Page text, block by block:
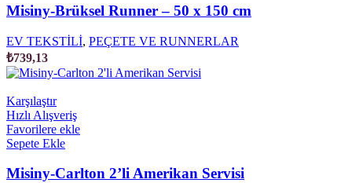
birden
fazla
varyasyonu
var.
ürün
Misiny-Brüksel Runner – 50 x 150 cm
EV TEKSTİLİ, PEÇETE VE RUNNERLAR
₺739,13
Karşılaştır
Hızlı Alışveriş
Favorilere ekle
Sepete Ekle
Misiny-Carlton 2’li Amerikan Servisi